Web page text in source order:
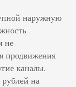
наружную
не
продвижения
каналы.
на